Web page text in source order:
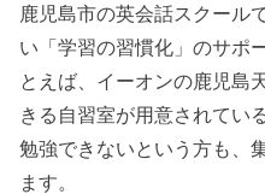
鹿児島市の英会話スクール
い「学習の習慣化」のサポ
とえば、イーオンの鹿児島
きる自習室が用意されてい
勉強できないという方も、
ます。